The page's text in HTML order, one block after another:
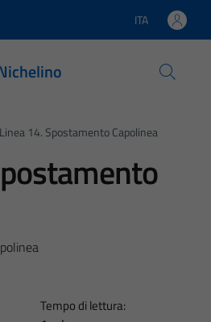
Lingua attiva:
ITA
Linea 14. Spostamento Capolinea
Tempo di lettura: